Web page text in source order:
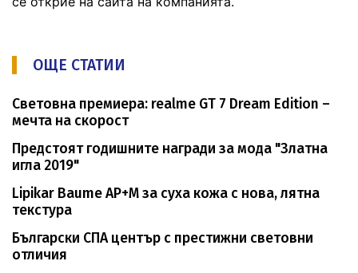
ОЩЕ СТАТИИ
Световна премиера: realme GT 7 Dream Edition –
мечта на скорост
Предстоят годишните награди за мода "Златна
игла 2019"
Lipikar Baume AP+M за суха кожа с нова, лятна
текстура
Български СПА център с престижни световни
отличия